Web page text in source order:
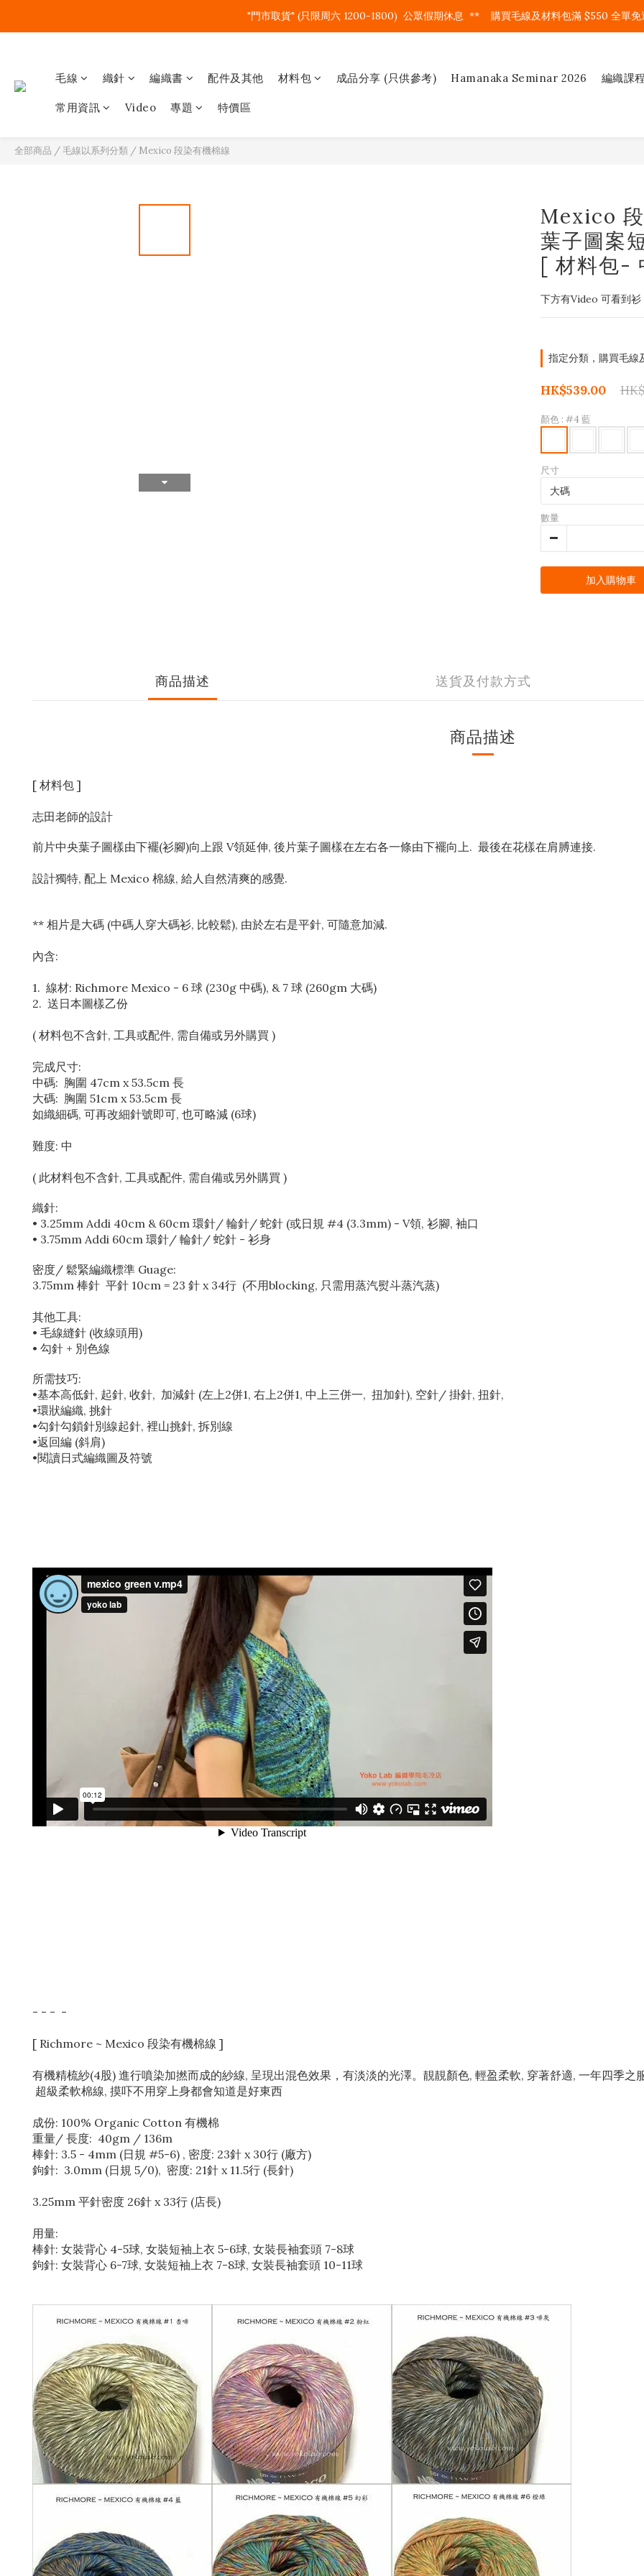
"門市取貨" (只限周六 1200-1800)  公眾假期休息  **    購買毛線及材料包滿 $550 全單
毛線 織針 編織書 配件及其他 材料包 成品分享 (只供參考) Hamanaka Seminar 2026 編織課
常用資訊 Video 專題 特價區
全部商品 /毛線以系列分類 / Mexico 段染有機棉線
Mexico
葉子圖案
[ 材料包-
下方有Video 可看到衫
指定分類，購買毛線
HK$539.00
顏色 : #4 藍
尺寸
數量
加入購物車
商品描述 送貨及付款方式
商品描述
[ 材料包 ]
志田老師的設計
前片中央葉子圖樣由下襬(衫腳)向上跟 V領延伸, 後片葉子圖樣在左右各一條由下襬向上. 最後在花樣在肩膊連接.
設計獨特, 配上 Mexico 棉線, 給人自然清爽的感覺.
** 相片是大碼 (中碼人穿大碼衫, 比較鬆), 由於左右是平針, 可隨意加減.
內含:
1. 線材: Richmore Mexico - 6 球 (230g 中碼), & 7 球 (260gm 大碼)
2. 送日本圖樣乙份
( 材料包不含針, 工具或配件, 需自備或另外購買 )
完成尺寸:
中碼: 胸圍 47cm x 53.5cm 長
大碼: 胸圍 51cm x 53.5cm 長
如織細碼, 可再改細針號即可, 也可略減 (6球)
難度: 中
( 此材料包不含針, 工具或配件, 需自備或另外購買 )
織針:
• 3.25mm Addi 40cm & 60cm 環針/ 輪針/ 蛇針 (或日規 #4 (3.3mm) - V領, 衫腳, 袖口
• 3.75mm Addi 60cm 環針/ 輪針/ 蛇針 - 衫身
密度/ 鬆緊編織標準 Guage:
3.75mm 棒針 平針 10cm = 23 針 x 34行 (不用blocking, 只需用蒸汽熨斗蒸汽蒸)
其他工具:
• 毛線縫針 (收線頭用)
• 勾針 + 別色線
所需技巧:
•基本高低針, 起針, 收針, 加減針 (左上2併1, 右上2併1, 中上三併一, 扭加針), 空針/ 掛針, 扭針,
•環狀編織, 挑針
•勾針勾鎖針別線起針, 裡山挑針, 拆別線
•返回編 (斜肩)
•閱讀日式編織圖及符號
- - - -
[ Richmore ~ Mexico 段染有機棉線 ]
有機精梳紗(4股) 進行噴染加撚而成的紗線, 呈現出混色效果，有淡淡的光澤。靚靚顏色, 輕盈柔軟, 穿著舒適, 一年四季之
超級柔軟棉線, 摸吓不用穿上身都會知道是好東西
成份: 100% Organic Cotton 有機棉
重量/ 長度: 40gm / 136m
棒針: 3.5 - 4mm (日規 #5-6) , 密度: 23針 x 30行 (廠方)
鉤針: 3.0mm (日規 5/0), 密度: 21針 x 11.5行 (長針)
3.25mm 平針密度 26針 x 33行 (店長)
用量:
棒針: 女裝背心 4-5球, 女裝短袖上衣 5-6球, 女裝長袖套頭 7-8球
鉤針: 女裝背心 6-7球, 女裝短袖上衣 7-8球, 女裝長袖套頭 10-11球